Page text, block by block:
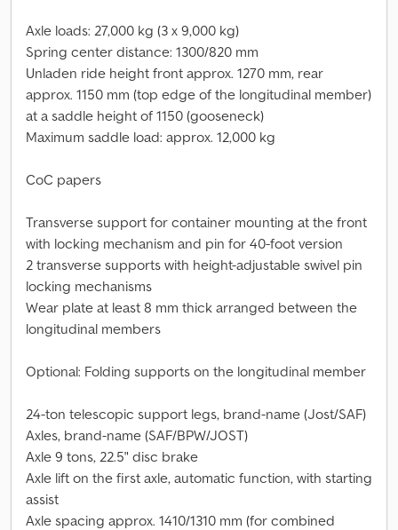
Axle loads: 27,000 kg (3 x 9,000 kg)
Spring center distance: 1300/820 mm
Unladen ride height front approx. 1270 mm, rear
approx. 1150 mm (top edge of the longitudinal member)
at a saddle height of 1150 (gooseneck)
Maximum saddle load: approx. 12,000 kg
CoC papers
Transverse support for container mounting at the front
with locking mechanism and pin for 40-foot version
2 transverse supports with height-adjustable swivel pin
locking mechanisms
Wear plate at least 8 mm thick arranged between the
longitudinal members
Optional: Folding supports on the longitudinal member
24-ton telescopic support legs, brand-name (Jost/SAF)
Axles, brand-name (SAF/BPW/JOST)
Axle 9 tons, 22.5" disc brake
Axle lift on the first axle, automatic function, with starting
assist
Axle spacing approx. 1410/1310 mm (for combined